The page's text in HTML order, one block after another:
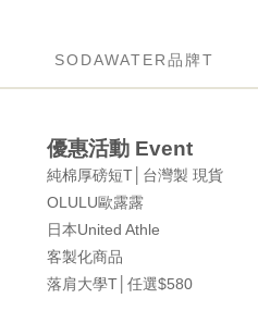
SODAWATER品牌T
優惠活動 Event
純棉厚磅短T│台灣製 現貨
OLULU歐露露
日本United Athle
客製化商品
落肩大學T│任選$580